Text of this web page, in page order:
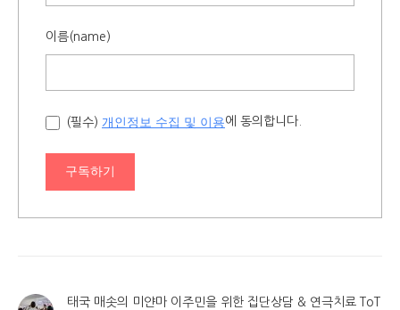
이름(name)
(필수) 개인정보 수집 및 이용에 동의합니다.
구독하기
태국 매솟의 미얀마 이주민을 위한 집단상담 & 연극치료 ToT